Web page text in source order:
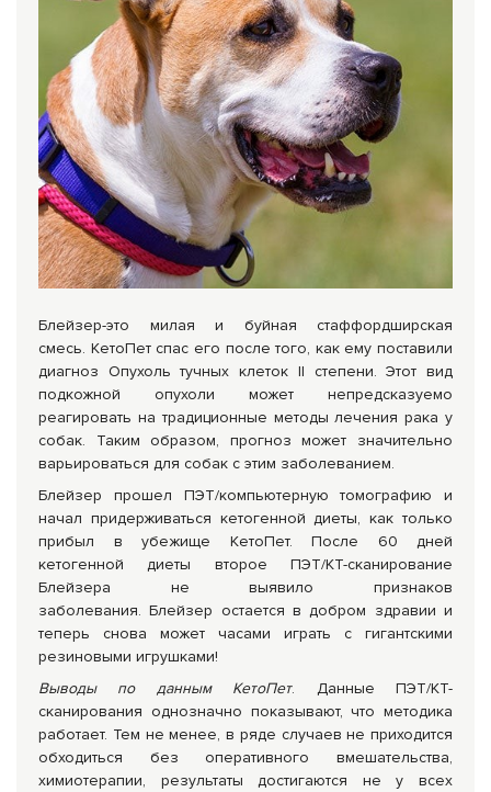
Блейзер-это милая и буйная стаффордширская
смесь. КетоПет спас его после того, как ему поставили
диагноз Опухоль тучных клеток II степени. Этот вид
подкожной опухоли может непредсказуемо
реагировать на традиционные методы лечения рака у
собак. Таким образом, прогноз может значительно
варьироваться для собак с этим заболеванием.
Блейзер прошел ПЭТ/компьютерную томографию и
начал придерживаться кетогенной диеты, как только
прибыл в убежище КетоПет. После 60 дней
кетогенной диеты второе ПЭТ/КТ-сканирование
Блейзера не выявило признаков
заболевания. Блейзер остается в добром здравии и
теперь снова может часами играть с гигантскими
резиновыми игрушками!
Выводы по данным КетоПет. Данные ПЭТ/КТ-
сканирования однозначно показывают, что методика
работает. Тем не менее, в ряде случаев не приходится
обходиться без оперативного вмешательства,
химиотерапии, результаты достигаются не у всех